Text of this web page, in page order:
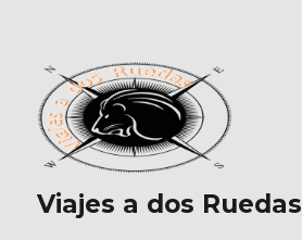
Viajes a dos Ruedas